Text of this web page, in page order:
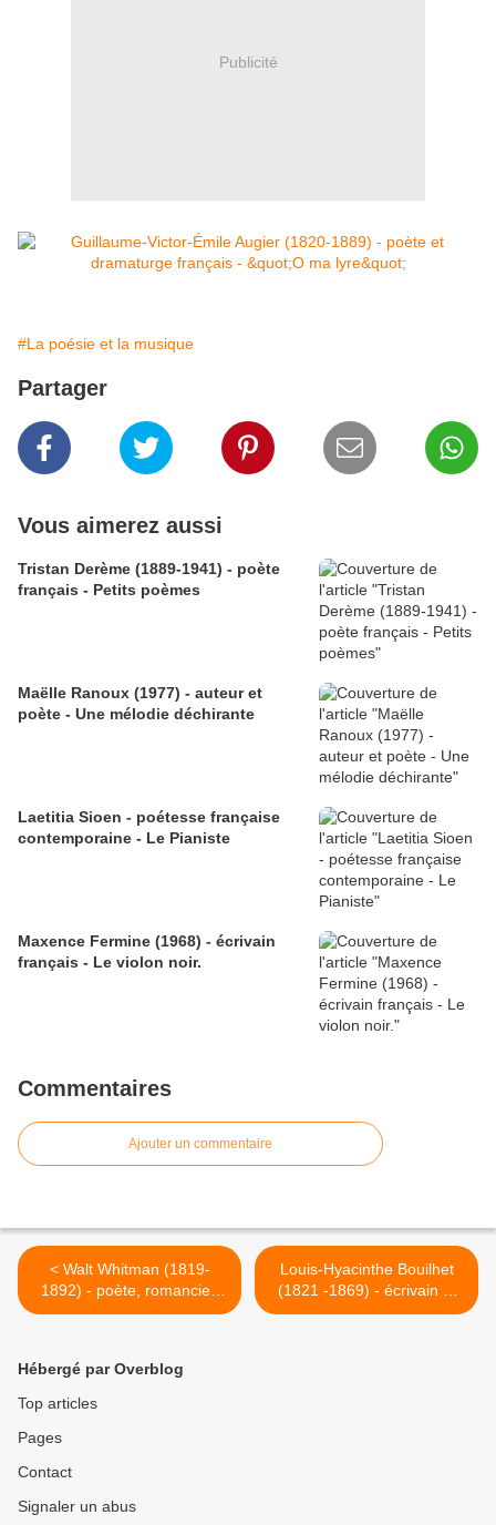
Publicité
#La poésie et la musique
Partager
Vous aimerez aussi
Tristan Derème (1889-1941) - poète
français - Petits poèmes
Maëlle Ranoux (1977) - auteur et
poète - Une mélodie déchirante
Laetitia Sioen - poétesse française
contemporaine - Le Pianiste
Maxence Fermine (1968) - écrivain
français - Le violon noir.
Commentaires
Ajouter un commentaire
< Walt Whitman (1819-
1892) - poète, romancier,
journaliste, éditeur
Louis-Hyacinthe Bouilhet
(1821 -1869) - écrivain et
poète français - Dernières
Hébergé par Overblog
Top articles
Pages
Contact
Signaler un abus